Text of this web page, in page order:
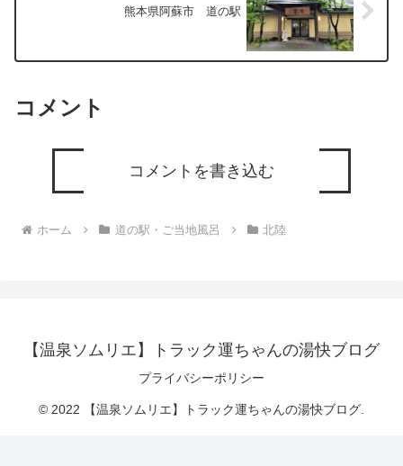
熊本県阿蘇市 道の駅
コメント
コメントを書き込む
ホーム 道の駅・ご当地風呂 北陸
【温泉ソムリエ】トラック運ちゃんの湯快ブログ
プライバシーポリシー
© 2022 【温泉ソムリエ】トラック運ちゃんの湯快ブログ.